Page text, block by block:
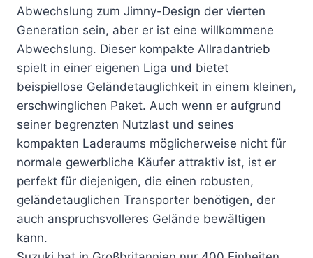
Abwechslung zum Jimny-Design der vierten
Generation sein, aber er ist eine willkommene
Abwechslung. Dieser kompakte Allradantrieb
spielt in einer eigenen Liga und bietet
beispiellose Geländetauglichkeit in einem kleinen,
erschwinglichen Paket. Auch wenn er aufgrund
seiner begrenzten Nutzlast und seines
kompakten Laderaums möglicherweise nicht für
normale gewerbliche Käufer attraktiv ist, ist er
perfekt für diejenigen, die einen robusten,
geländetauglichen Transporter benötigen, der
auch anspruchsvolleres Gelände bewältigen
kann.